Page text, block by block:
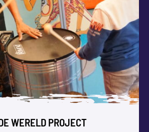
ORGANISEREN
Workshop leert een groep
verdedigen, en zichzelf presenteren
WERELD PROJECT